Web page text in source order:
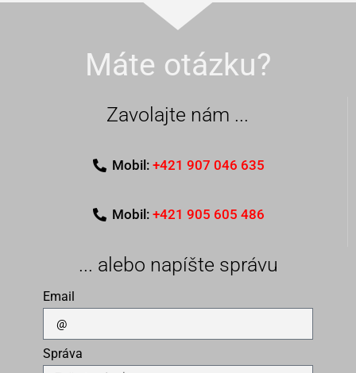
Máte otázku?
Zavolajte nám ...
Mobil: +421 907 046 635
Mobil: +421 905 605 486
... alebo napíšte správu
Email
Správa